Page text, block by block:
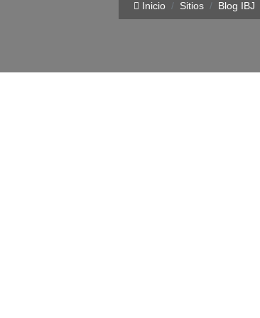
Inicio Sitios Blog IBJ